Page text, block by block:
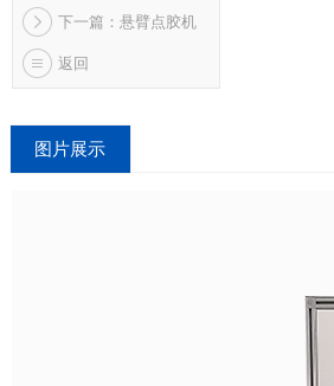
下一篇：悬臂点胶机
返回
图片展示